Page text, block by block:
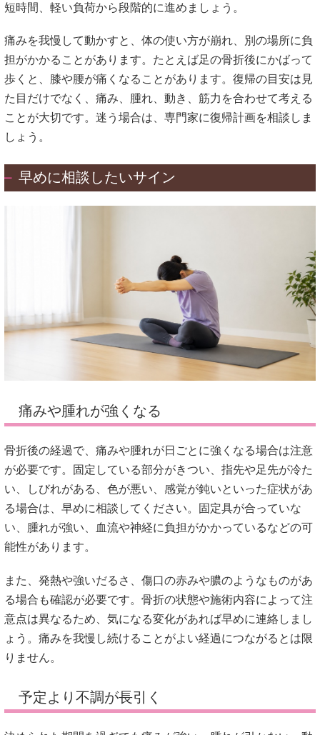
短時間、軽い負荷から段階的に進めましょう。
痛みを我慢して動かすと、体の使い方が崩れ、別の場所に負
担がかかることがあります。たとえば足の骨折後にかばって
歩くと、膝や腰が痛くなることがあります。復帰の目安は見
た目だけでなく、痛み、腫れ、動き、筋力を合わせて考える
ことが大切です。迷う場合は、専門家に復帰計画を相談しま
しょう。
早めに相談したいサイン
痛みや腫れが強くなる
骨折後の経過で、痛みや腫れが日ごとに強くなる場合は注意
が必要です。固定している部分がきつい、指先や足先が冷た
い、しびれがある、色が悪い、感覚が鈍いといった症状があ
る場合は、早めに相談してください。固定具が合っていな
い、腫れが強い、血流や神経に負担がかかっているなどの可
能性があります。
また、発熱や強いだるさ、傷口の赤みや膿のようなものがあ
る場合も確認が必要です。骨折の状態や施術内容によって注
意点は異なるため、気になる変化があれば早めに連絡しまし
ょう。痛みを我慢し続けることがよい経過につながるとは限
りません。
予定より不調が長引く